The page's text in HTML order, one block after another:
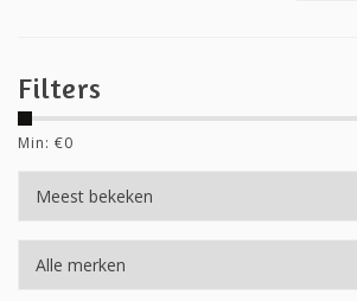
Filters
Min: €0